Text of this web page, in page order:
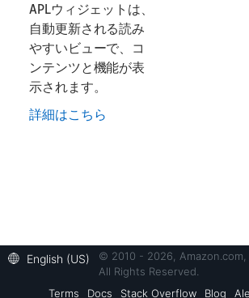
APLウィジェットは、
自動更新される読み
やすいビューで、コ
ンテンツと機能が表
示されます。
詳細はこちら
English (US)
© 2010 - 2026,
All Rights Reserved.
Terms
Docs Stack Overflow Blog